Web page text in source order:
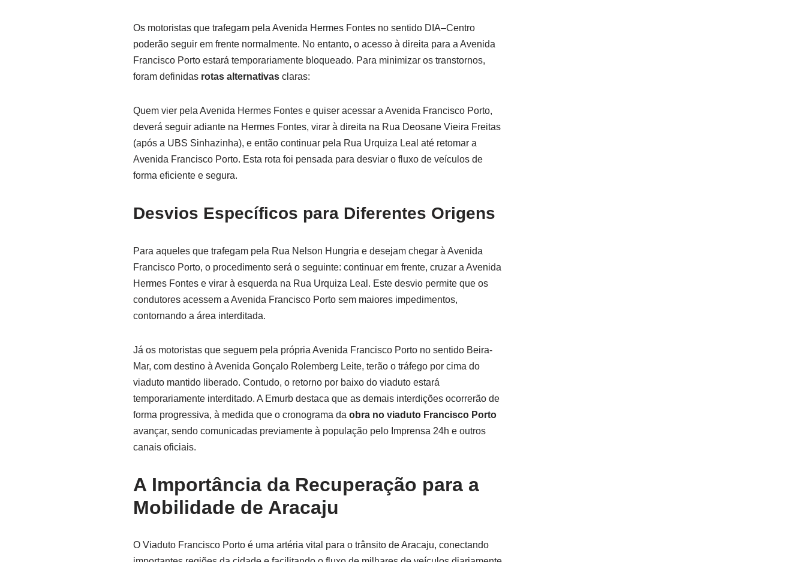
Os motoristas que trafegam pela Avenida Hermes Fontes no sentido DIA–Centro
poderão seguir em frente normalmente. No entanto, o acesso à direita para a Avenida
Francisco Porto estará temporariamente bloqueado. Para minimizar os transtornos,
foram definidas rotas alternativas claras:
Quem vier pela Avenida Hermes Fontes e quiser acessar a Avenida Francisco Porto,
deverá seguir adiante na Hermes Fontes, virar à direita na Rua Deosane Vieira Freitas
(após a UBS Sinhazinha), e então continuar pela Rua Urquiza Leal até retomar a
Avenida Francisco Porto. Esta rota foi pensada para desviar o fluxo de veículos de
forma eficiente e segura.
Desvios Específicos para Diferentes Origens
Para aqueles que trafegam pela Rua Nelson Hungria e desejam chegar à Avenida
Francisco Porto, o procedimento será o seguinte: continuar em frente, cruzar a Avenida
Hermes Fontes e virar à esquerda na Rua Urquiza Leal. Este desvio permite que os
condutores acessem a Avenida Francisco Porto sem maiores impedimentos,
contornando a área interditada.
Já os motoristas que seguem pela própria Avenida Francisco Porto no sentido Beira-
Mar, com destino à Avenida Gonçalo Rolemberg Leite, terão o tráfego por cima do
viaduto mantido liberado. Contudo, o retorno por baixo do viaduto estará
temporariamente interditado. A Emurb destaca que as demais interdições ocorrerão de
forma progressiva, à medida que o cronograma da obra no viaduto Francisco Porto
avançar, sendo comunicadas previamente à população pelo Imprensa 24h e outros
canais oficiais.
A Importância da Recuperação para a
Mobilidade de Aracaju
O Viaduto Francisco Porto é uma artéria vital para o trânsito de Aracaju, conectando